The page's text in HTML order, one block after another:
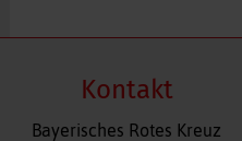
Kontakt
Bayerisches Rotes Kreuz